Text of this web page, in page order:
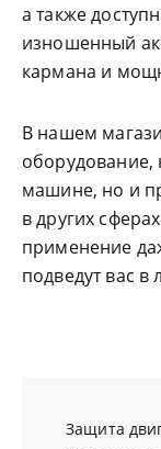
а также
изношенный
кармана и
В нашем
оборудование,
машине, но и
в других
применение
подведут вас в
Защита